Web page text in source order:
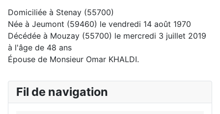
Fil de navigation
Domiciliée à Stenay (55700)
Née à Jeumont (59460) le vendredi 14 août 1970
Décédée à Mouzay (55700) le mercredi 3 juillet 2019
à l'âge de 48 ans
Épouse de Monsieur Omar KHALDI.